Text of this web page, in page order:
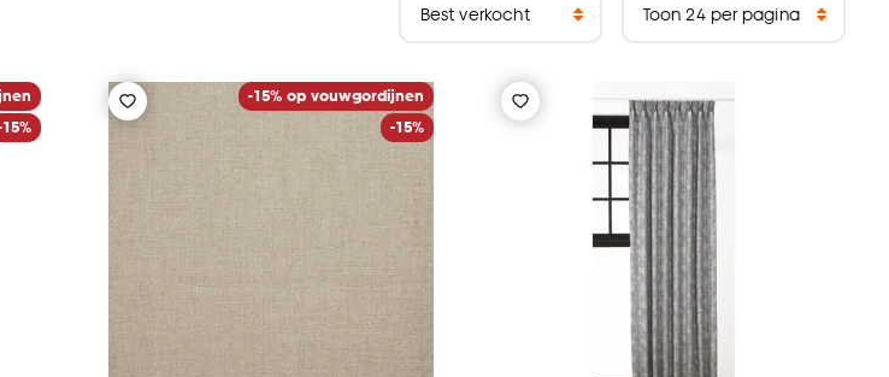
-15% op vouwgordijnen
-15%